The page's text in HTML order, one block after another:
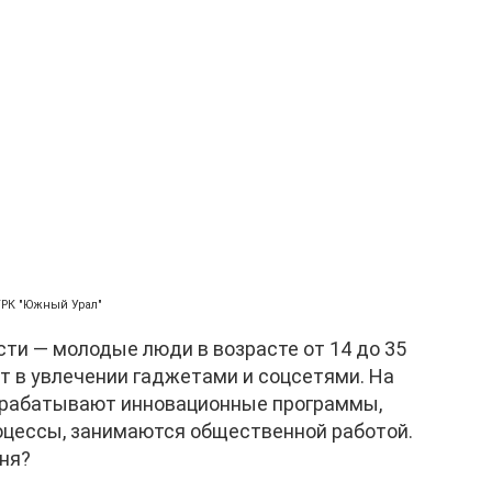
"Южный Урал"
— молодые люди в возрасте от 14 до 35
в увлечении гаджетами и соцсетями. На
инновационные программы,
занимаются общественной работой.